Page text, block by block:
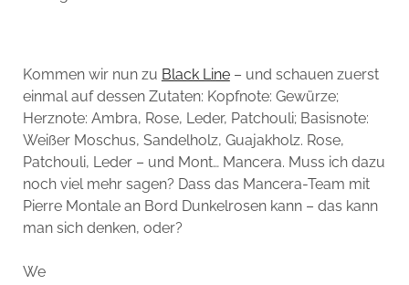
Kommen wir nun zu Black Line– und schauen zuerst
einmal auf dessen Zutaten: Kopfnote: Gewürze;
Herznote: Ambra, Rose, Leder, Patchouli; Basisnote:
Weißer Moschus, Sandelholz, Guajakholz. Rose,
Patchouli, Leder – und Mont… Mancera. Muss ich dazu
noch viel mehr sagen? Dass das Mancera-Team mit
Pierre Montale an Bord Dunkelrosen kann – das kann
man sich denken, oder?
We